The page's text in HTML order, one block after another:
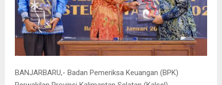
BANJARBARU,- Badan Pemeriksa Keuangan (BPK)